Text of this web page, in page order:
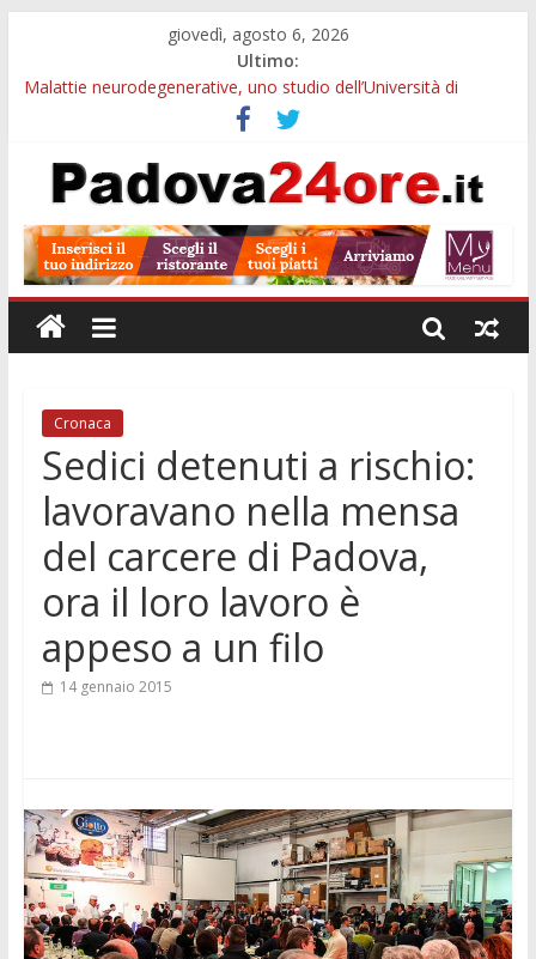
giovedì, agosto 6, 2026
Ultimo:
Malattie neurodegenerative, uno studio dell’Università di
Padova parte dall’infiammazione intestinale
Notizie di Padova ore 10: Hiroshima, nuovo corso MedTech,
viabilità e imprese sui mercati esteri
Notizie di Padova alle ore 21: SIT torna all’utile, crescono le
Transizione 4.0, più tempo alle imprese del Padovano:
prorogate le comunicazioni sugli investimenti
Quando le dimissioni non fanno perdere la NASpI: le tutele
previste nei casi di violenza di genere
Cronaca
Sedici detenuti a rischio:
lavoravano nella mensa
del carcere di Padova,
ora il loro lavoro è
appeso a un filo
14 gennaio 2015